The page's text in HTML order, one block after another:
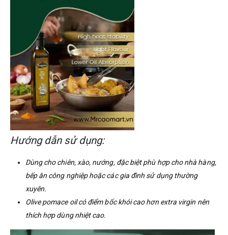
Hướng dẫn sử dụng:
Dùng cho chiên, xào, nướng, đặc biệt phù hợp cho nhà hàng,
bếp ăn công nghiệp hoặc các gia đình sử dụng thường
xuyên.
Olive pomace oil có điểm bốc khói cao hơn extra virgin nên
thích hợp dùng nhiệt cao.